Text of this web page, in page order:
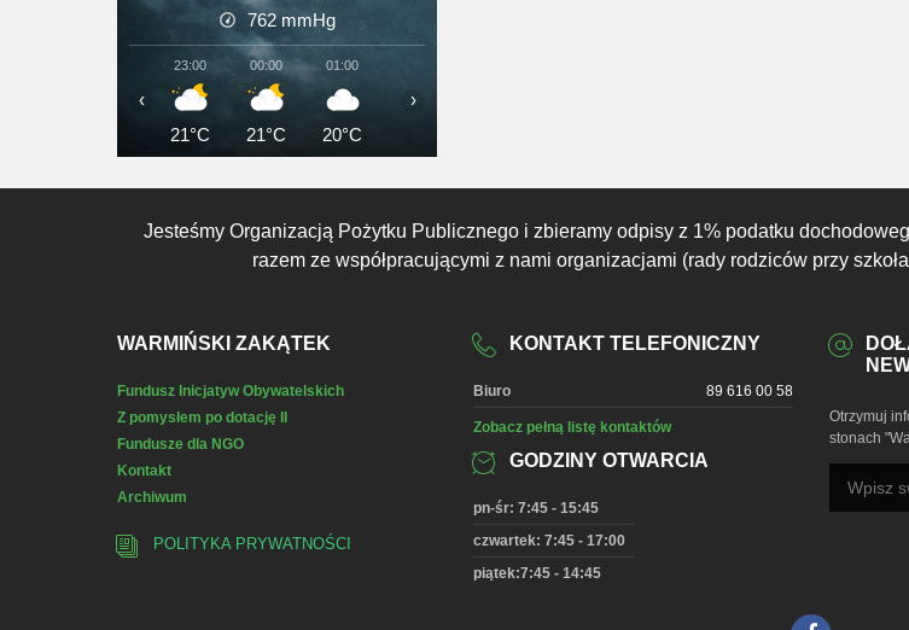
762 mmHg
23:00
21°C
00:00
21°C
01:00
20°C
‹ ›
Jesteśmy Organizacją Pożytku Publicznego i zbieramy odpisy z 1% podatku
razem ze współpracującymi z nami organizacjami (rady rodziców przy
WARMIŃSKI ZAKĄTEK
Fundusz Inicjatyw Obywatelskich
Z pomysłem po dotację II
Fundusze dla NGO
Kontakt
Archiwum
POLITYKA PRYWATNOŚCI
KONTAKT TELEFONICZNY
Biuro 89 616 00 58
Zobacz pełną listę kontaktów
GODZINY OTWARCIA
pn-śr: 7:45 - 15:45
czwartek: 7:45 - 17:00
piątek:7:45 - 14:45
Otrzymuj
stonach